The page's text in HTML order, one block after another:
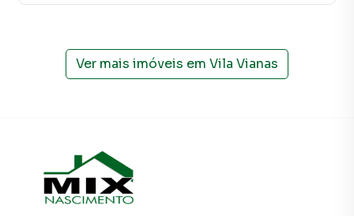
Negocie seu imóvel de forma totalmente online, com
do Campo mesmo não estando na cidade e com a
praticidade de fazer tudo online, direto do seu computador
Anuncie seu imóvel! É fácil, rápido e gratuito! A Mix
Nascimento é uma imobiliária digital com imóveis em
diversas cidades do Brasil, incluindo São Bernardo do
Ver mais imóveis em Vila Vianas